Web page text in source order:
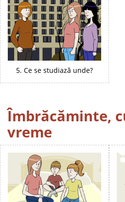
5. Ce se studiază unde?
Îmbrăcăminte,
vreme